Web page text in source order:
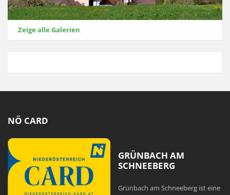
Zeige alle Galerien
NÖ CARD
GRÜNBACH AM
SCHNEEBERG
Grünbach am Schneeberg ist eine